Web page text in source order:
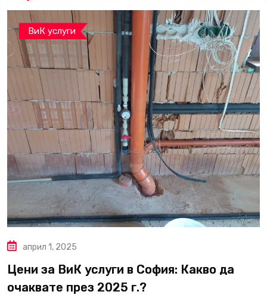
ВиК услуги
април 1, 2025
Цени за ВиК услуги в София: Какво да
очаквате през 2025 г.?